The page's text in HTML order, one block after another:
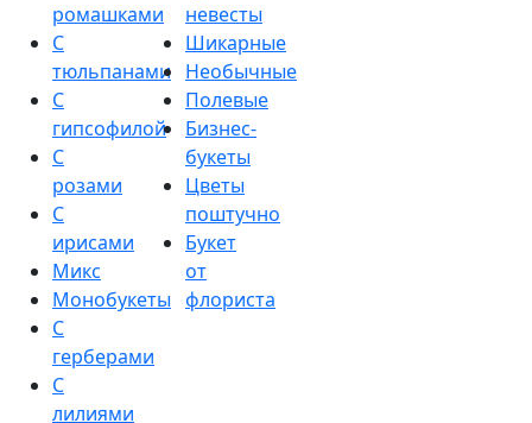
ромашками
С
тюльпанами
С
гипсофилой
С
розами
С
ирисами
Микс
Монобукеты
С
герберами
С
лилиями
невесты
Шикарные
Необычные
Полевые
Бизнес-
букеты
Цветы
поштучно
Букет
от
флориста